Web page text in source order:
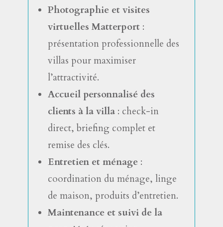
Photographie et visites
virtuelles Matterport :
présentation professionnelle des
villas pour maximiser
l’attractivité.
Accueil personnalisé des
clients à la villa : check-in
direct, briefing complet et
remise des clés.
Entretien et ménage :
coordination du ménage, linge
de maison, produits d’entretien.
Maintenance et suivi de la